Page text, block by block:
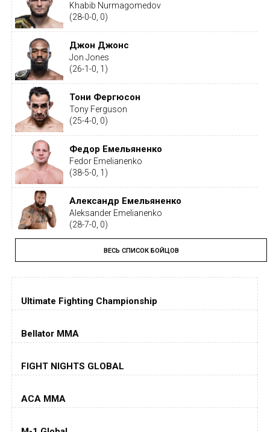
Khabib Nurmagomedov
(28-0-0, 0)
Джон Джонс
Jon Jones
(26-1-0, 1)
Тони Фергюсон
Tony Ferguson
(25-4-0, 0)
Федор Емельяненко
Fedor Emelianenko
(38-5-0, 1)
Александр Емельяненко
Aleksander Emelianenko
(28-7-0, 0)
Тайрон Вудли
Tyron Woodley
(19-5-1, 0)
Дастин Порье
(26-6-0, 1)
Jorge Masvidal
Колби Ковингтон
ВЕСЬ СПИСОК БОЙЦОВ
Ultimate Fighting Championship
Bellator MMA
FIGHT NIGHTS GLOBAL
ACA MMA